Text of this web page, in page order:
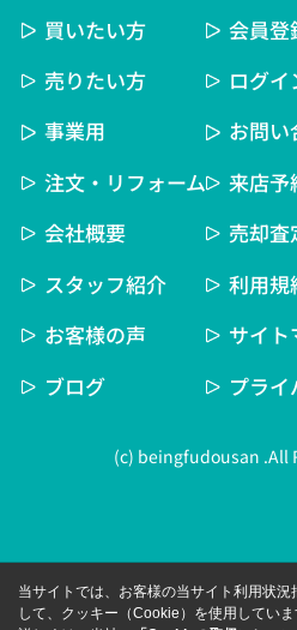
買いたい方
売りたい方
事業用
注文・リフォーム
会社概要
スタッフ紹介
お客様の声
ブログ
会員登
ログイ
お問い
来店予
売却査
利用規
サイト
プラ
(c) beingfudousan .All
当サイトでは、お客様の当サイト利用状
して、クッキー（Cookie）を使用していま